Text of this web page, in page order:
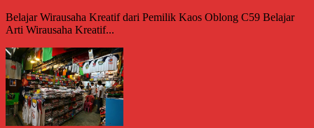
Belajar Wirausaha Kreatif dari Pemilik Kaos Oblong C59 Belajar
Arti Wirausaha Kreatif...